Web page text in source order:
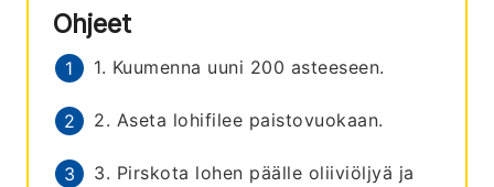
Ohjeet
1. Kuumenna uuni 200 asteeseen.
2. Aseta lohifilee paistovuokaan.
3. Pirskota lohen päälle oliiviöljyä ja